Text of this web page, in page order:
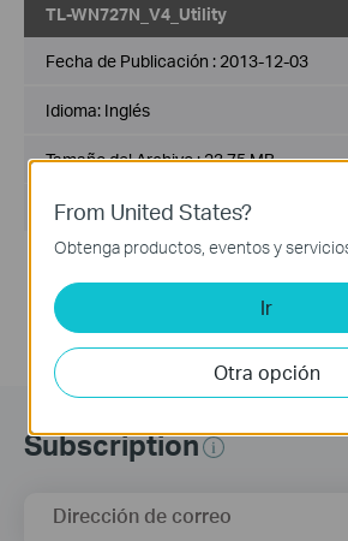
TL-WN727N_V4_Utility
Fecha de Publicación : 2013-12-03
Idioma: Inglés
Tamaño del Archivo :23.75 MB
Sistema de Operación : WinXP/7/8
For TL-WN727N V4
Subscription
Dirección de correo
From United States?
Obtenga productos, eventos y
Ir
Otra opción